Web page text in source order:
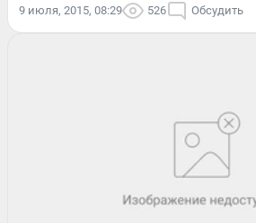
9 июля, 2015, 08:29 526 Обсудить